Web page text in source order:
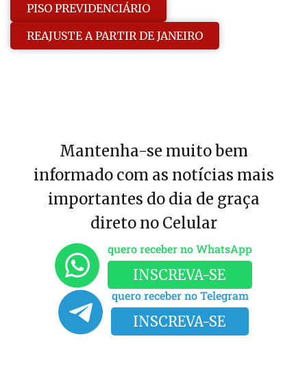
PISO PREVIDENCIÁRIO
REAJUSTE A PARTIR DE JANEIRO
Mantenha-se muito bem
informado com as notícias mais
importantes do dia de graça
direto no Celular
quero receber no WhatsApp
INSCREVA-SE
quero receber no Telegram
INSCREVA-SE